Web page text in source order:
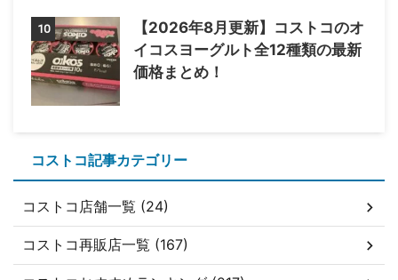
10
【2026年8月更新】コストコのオ
イコスヨーグルト全12種類の最新
価格まとめ！
コストコ記事カテゴリー
コストコ店舗一覧 (24)
コストコ再販店一覧 (167)